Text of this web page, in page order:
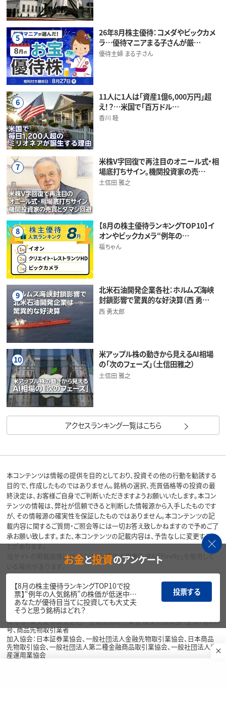
5
26年8月株主優待：コメダやビックカメ
ラ…優待マニアまる子さんが厳…
優待主婦 まる子さん
6
11人に1人は「資産1億6,000万円」超
え！？…米国で「百万ドル…
香川 睦
7
米株V字回復で再注目のオニール式・相
場底打ちサイン。機関投資家の売…
土信田 雅之
8
【8月の株主優待ランキングTOP10】イ
オンやビックカメラ“例年の…
福ちゃん
9
北米石油開発企業各社：ホルムズ海峡
封鎖影響で驚異的な好決算（西 勇…
西 勇太郎
10
米アップル株の動きから見えるAI相場
の「次のフェーズ」（土信田雅之）
土信田 雅之
アクセスランキング一覧はこちら
本コンテンツは情報の提供を目的としており、投資その他の行動を勧誘する
目的で、作成したものではありません。銘柄の選択、売買価格等の投資の最
終決定は、お客様ご自身でご判断いただきますようお願いいたします。本コン
テンツの情報は、弊社が信頼できると判断した情報源から入手したものです
が、その情報源の確実性を保証したものではありません。本コンテンツの記
載内容に関するご質問・ご照会等には一切お答え致しかねますので予めご了
承お願い致します。また、本コンテンツの記載内容は、予告なしに変更するこ
とがあります。
当サイトの掲載画像には、Adobe社提供の画像生成AI「Firefly」を使用して
いる場合があります。
リスク・費用・情報提供について
各種方針・重要事項等については、楽天証券ウェブサイトをご覧ください。
商号等：楽天証券株式会社／金融商品取引業者 関東財務局長（金商）第195
号、商品先物取引業者
加入協会：日本証券業協会、一般社団法人金融先物取引業協会、日本商品
先物取引協会、一般社団法人第二種金融商品取引業協会、一般社団法人資
産運用業協会
お金と投資のアンケート
【8月の株主優待ランキングTOP10で投
票】“例年の人気銘柄”の株価が低迷中…
あなたが優待目当てに投資しても大丈夫
そうと思う銘柄はどれ？
投票する